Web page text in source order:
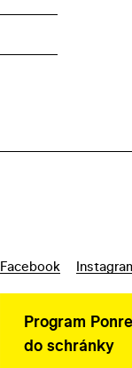
Facebook
Program
do schránky